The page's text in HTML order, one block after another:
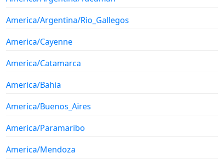
America/Argentina/Rio_Gallegos
America/Cayenne
America/Catamarca
America/Bahia
America/Buenos_Aires
America/Paramaribo
America/Mendoza